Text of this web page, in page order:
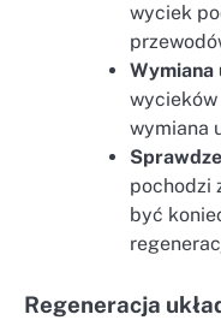
wyciek
Wymiana
wycieków
wymiana
pochodzi
być
Regeneracja